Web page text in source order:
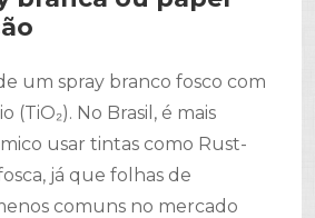
um spray branco fosco com
(TiO₂). No Brasil, é mais
usar tintas como Rust-
já que folhas de
comuns no mercado